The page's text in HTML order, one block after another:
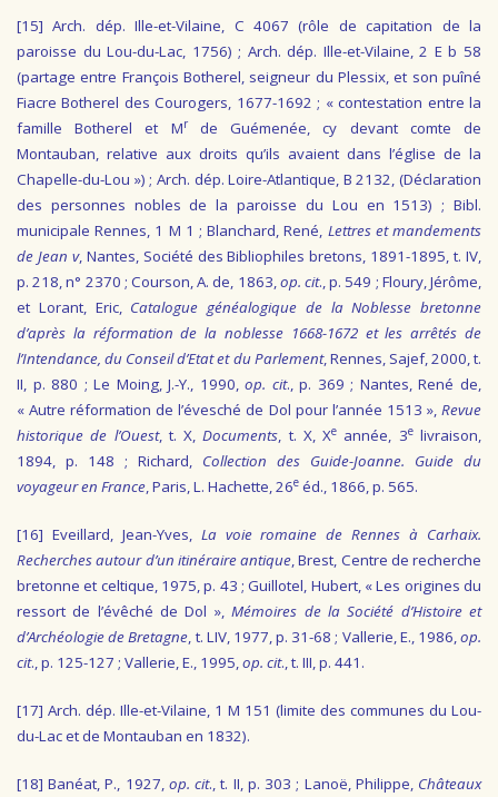
[15] Arch. dép. Ille-et-Vilaine, C 4067 (rôle de capitation de la
paroisse du Lou-du-Lac, 1756) ; Arch. dép. Ille-et-Vilaine, 2 E b 58
(partage entre François Botherel, seigneur du Plessix, et son puîné
Fiacre Botherel des Courogers, 1677-1692 ; « contestation entre la
famille Botherel et Mrde Guémenée, cy devant comte de
Montauban, relative aux droits qu’ils avaient dans l’église de la
Chapelle-du-Lou ») ; Arch. dép. Loire-Atlantique, B 2132, (Déclaration
des personnes nobles de la paroisse du Lou en 1513) ; Bibl.
municipale Rennes, 1 M 1 ; Blanchard, René, Lettres et mandements
de Jean v, Nantes, Société des Bibliophiles bretons, 1891-1895, t. IV,
p. 218, n° 2370 ; Courson, A. de, 1863, op. cit., p. 549 ; Floury, Jérôme,
et Lorant, Eric, Catalogue généalogique de la Noblesse bretonne
d’après la réformation de la noblesse 1668-1672 et les arrêtés de
l’Intendance, du Conseil d’Etat et du Parlement, Rennes, Sajef, 2000, t.
II, p. 880 ; Le Moing, J.-Y., 1990,op. cit., p. 369 ; Nantes, René de,
« Autre réformation de l’évesché de Dol pour l’année 1513 », Revue
historique de l’Ouest, t. X, Documents , t. X, Xe année, 3elivraison,
1894, p. 148 ; Richard, Collection des Guide-Joanne. Guide du
voyageur en France , Paris, L. Hachette, 26e éd., 1866, p. 565.
[16] Eveillard, Jean-Yves, La voie romaine de Rennes à Carhaix.
Recherches autour d’un itinéraire antique , Brest, Centre de recherche
bretonne et celtique, 1975, p. 43 ; Guillotel, Hubert, « Les origines du
ressort de l’évêché de Dol »,Mémoires de la Société d’Histoire et
d’Archéologie de Bretagne , t. LIV, 1977, p. 31-68 ; Vallerie, E., 1986,op.
cit., p. 125-127 ; Vallerie, E., 1995, op. cit., t. III, p. 441.
[17] Arch. dép. Ille-et-Vilaine, 1 M 151 (limite des communes du Lou-
du-Lac et de Montauban en 1832).
[18] Banéat, P., 1927, op. cit., t. II, p. 303 ; Lanoë, Philippe, Châteaux